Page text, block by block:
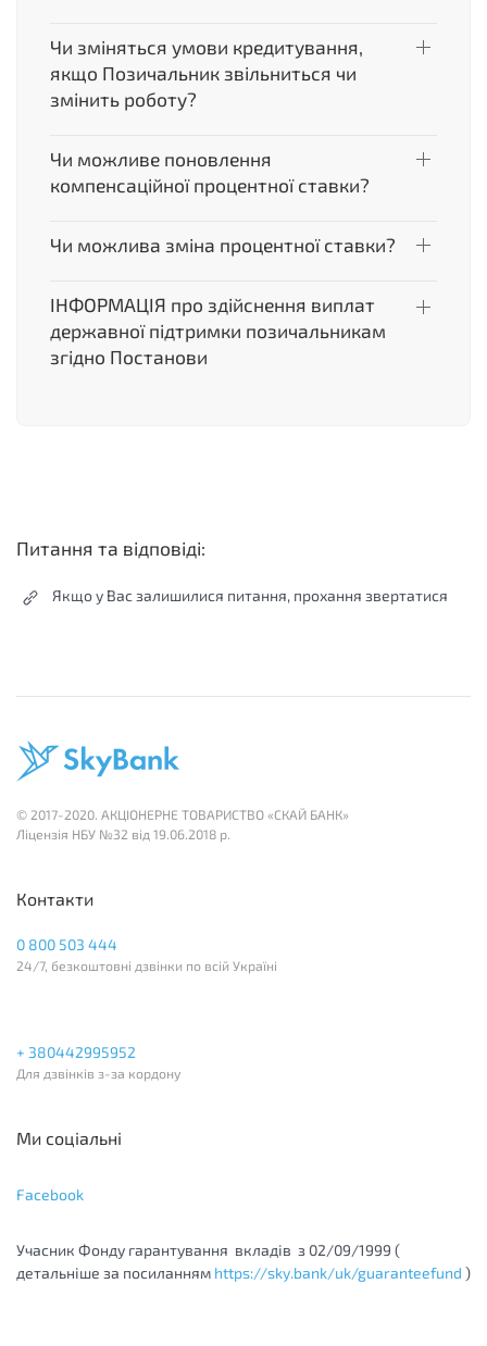
Чи зміняться умови кредитування,
якщо Позичальник звільниться чи
змінить роботу?
Чи можливе поновлення
компенсаційної процентної ставки?
Чи можлива зміна процентної ставки?
ІНФОРМАЦІЯ про здійснення виплат
державної підтримки позичальникам
згідно Постанови
Питання та відповіді:
Якщо у Вас залишилися питання, прохання звертатися
© 2017-2020. АКЦІОНЕРНЕ ТОВАРИСТВО «СКАЙ БАНК»
Лiцензія НБУ №32 вiд 19.06.2018 р.
Контакти
0 800 503 444
24/7, безкоштовні дзвінки по всій Україні
+ 380442995952
Для дзвінків з-за кордону
Ми соціальні
Facebook
Учасник Фонду гарантування вкладів з 02/09/1999 (
детальніше за посиланням https://sky.bank/uk/guaranteefund )